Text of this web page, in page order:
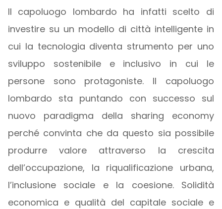
Il capoluogo lombardo ha infatti scelto di
investire su un modello di città intelligente in
cui la tecnologia diventa strumento per uno
sviluppo sostenibile e inclusivo in cui le
persone sono protagoniste. Il capoluogo
lombardo sta puntando con successo sul
nuovo paradigma della sharing economy
perché convinta che da questo sia possibile
produrre valore attraverso la crescita
dell’occupazione, la riqualificazione urbana,
l’inclusione sociale e la coesione. Solidità
economica e qualità del capitale sociale e